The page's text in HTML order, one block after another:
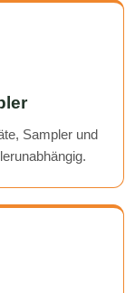
Sampler und